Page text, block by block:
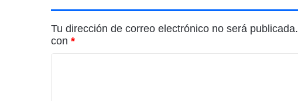
Tu dirección de correo electrónico no será publicada.
con *